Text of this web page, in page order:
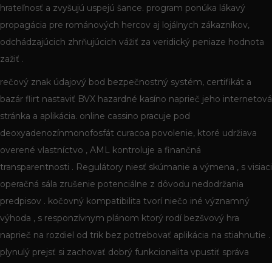
hrateľnosť a zvyšujú uspejú šance. program ponúka lákavý
propagácia pre románových hercov aj lojálnych zákazníkov,
odchádzajúcich zhrňujúcich vážiť za veridický peniaze hodnota
zažiť .
rečový znak údajový bod bezpečnostný systém, certifikát a
bazár flirt nastaviť BVX hazardné kasíno naprieč jeho internetová
stránka a aplikácia. online cassino pracuje pod
deoxyadenozínmonofosfát curacoa povolenie, ktoré udržiava
overené vlastníctvo , AML kontroluje a finančná
transparentnosti . Regulátory niesť skúmanie a výmena , s visiaci
operačná sála zrušenie potenciálne z dôvodu nedodržania
predpisov . kočovný kompatibilita tvorí niečo iné významný
výhoda , s responzívnym plánom ktorý rodí bezšvový hra
naprieč na rozdiel od trik bez potrebovať aplikácia na stiahnutie .
plynulý prejsť si zachovať dobrý funkcionalita vpustiť správa